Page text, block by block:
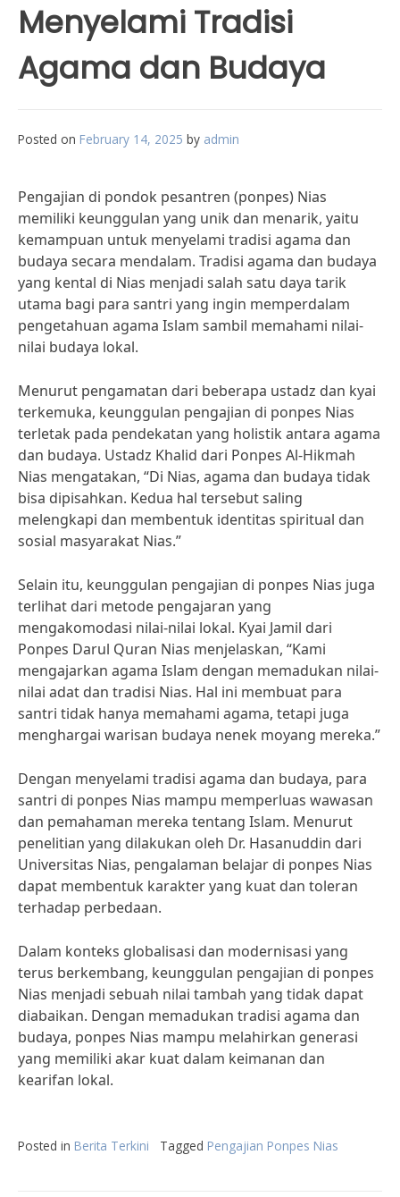
Menyelami Tradisi
Agama dan Budaya
Posted on February 14, 2025 by admin
Pengajian di pondok pesantren (ponpes) Nias
memiliki keunggulan yang unik dan menarik, yaitu
kemampuan untuk menyelami tradisi agama dan
budaya secara mendalam. Tradisi agama dan budaya
yang kental di Nias menjadi salah satu daya tarik
utama bagi para santri yang ingin memperdalam
pengetahuan agama Islam sambil memahami nilai-
nilai budaya lokal.
Menurut pengamatan dari beberapa ustadz dan kyai
terkemuka, keunggulan pengajian di ponpes Nias
terletak pada pendekatan yang holistik antara agama
dan budaya. Ustadz Khalid dari Ponpes Al-Hikmah
Nias mengatakan, “Di Nias, agama dan budaya tidak
bisa dipisahkan. Kedua hal tersebut saling
melengkapi dan membentuk identitas spiritual dan
sosial masyarakat Nias.”
Selain itu, keunggulan pengajian di ponpes Nias juga
terlihat dari metode pengajaran yang
mengakomodasi nilai-nilai lokal. Kyai Jamil dari
Ponpes Darul Quran Nias menjelaskan, “Kami
mengajarkan agama Islam dengan memadukan nilai-
nilai adat dan tradisi Nias. Hal ini membuat para
santri tidak hanya memahami agama, tetapi juga
menghargai warisan budaya nenek moyang mereka.”
Dengan menyelami tradisi agama dan budaya, para
santri di ponpes Nias mampu memperluas wawasan
dan pemahaman mereka tentang Islam. Menurut
penelitian yang dilakukan oleh Dr. Hasanuddin dari
Universitas Nias, pengalaman belajar di ponpes Nias
dapat membentuk karakter yang kuat dan toleran
terhadap perbedaan.
Dalam konteks globalisasi dan modernisasi yang
terus berkembang, keunggulan pengajian di ponpes
Nias menjadi sebuah nilai tambah yang tidak dapat
diabaikan. Dengan memadukan tradisi agama dan
budaya, ponpes Nias mampu melahirkan generasi
yang memiliki akar kuat dalam keimanan dan
kearifan lokal.
Posted in Berita Terkini Tagged Pengajian Ponpes Nias